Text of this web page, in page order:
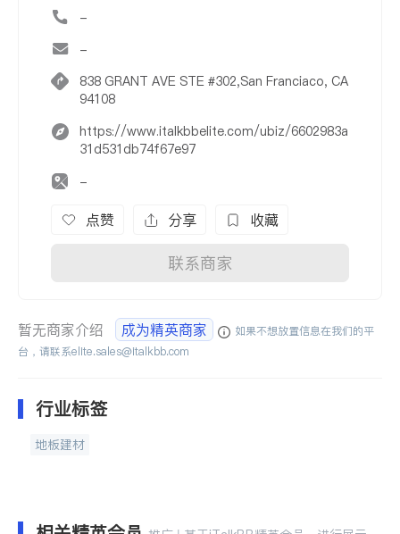
-
-
838 GRANT AVE STE #302,San Franciaco, CA
94108
https://www.italkbbelite.com/ubiz/6602983a
31d531db74f67e97
-
点赞 分享 收藏
联系商家
暂无商家介绍 成为精英商家
如果不想放置信息在我们的平
台，请联系elite.sales@italkbb.com
行业标签
地板建材